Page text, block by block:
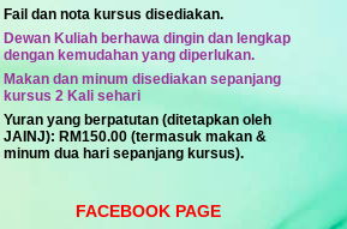
Fail dan nota kursus disediakan.
Dewan Kuliah berhawa dingin dan lengkap
dengan kemudahan yang diperlukan.
Makan dan minum disediakan sepanjang
kursus 2 Kali sehari
Yuran yang berpatutan (ditetapkan oleh
JAINJ): RM150.00 (termasuk makan &
minum dua hari sepanjang kursus).
FACEBOOK PAGE